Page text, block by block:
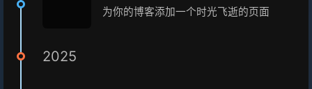
为你的博客添加一个时光飞逝的页面
2025